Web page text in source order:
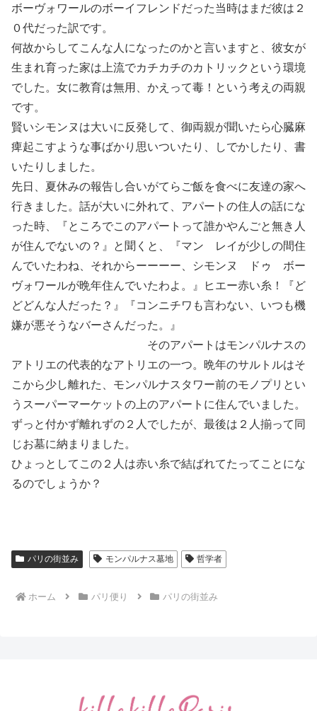
ボーヴォワールのボーイフレンドだった当時はまだ彼は２
０代だった訳です。
何故からしてこんな人になったのかと言いますと、彼女が
生まれ育った家は上流でカチカチのカトリックという環境
でした。女に教育は無用、かえって毒！という考えの両親
です。
賢いシモンヌは大いに反発して、御両親が聞いたら心臓麻
痺起こすような事ばかり思いついたり、しでかしたり、書
いたりしました。
先日、夏休みの報告し合いがてらご飯を食べに友達の家へ
行きました。話が大いに外れて、アパートの住人の話にな
った時、『ところでこのアパートって誰かやんごと無き人
が住んでないの？』と聞くと、『マン レイが少しの間住
んでいたわね、それからーーーー、シモンヌ ドゥ ボー
ヴォワールが晩年住んでいたわよ。』ヒエー赤い糸！『ど
どどんな人だった？』『コンニチワも言わない、いつも機
嫌が悪そうなバーさんだった。』
そのアパートはモンパルナスの
アトリエの代表的なアトリエの一つ。晩年のサルトルはそ
こから少し離れた、モンパルナスタワー前のモノプリとい
うスーパーマーケットの上のアパートに住んでいました。
ずっと付かず離れずの２人でしたが、最後は２人揃って同
じお墓に納まりました。
ひょっとしてこの２人は赤い糸で結ばれてたってことにな
るのでしょうか？
パリの街並み モンパルナス墓地 哲学者
ホーム パリ便り パリの街並み